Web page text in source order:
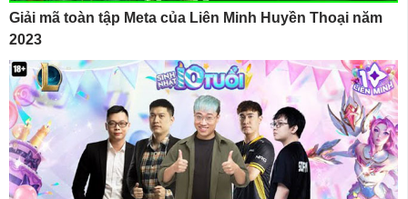
Giải mã toàn tập Meta của Liên Minh Huyền Thoại năm
2023